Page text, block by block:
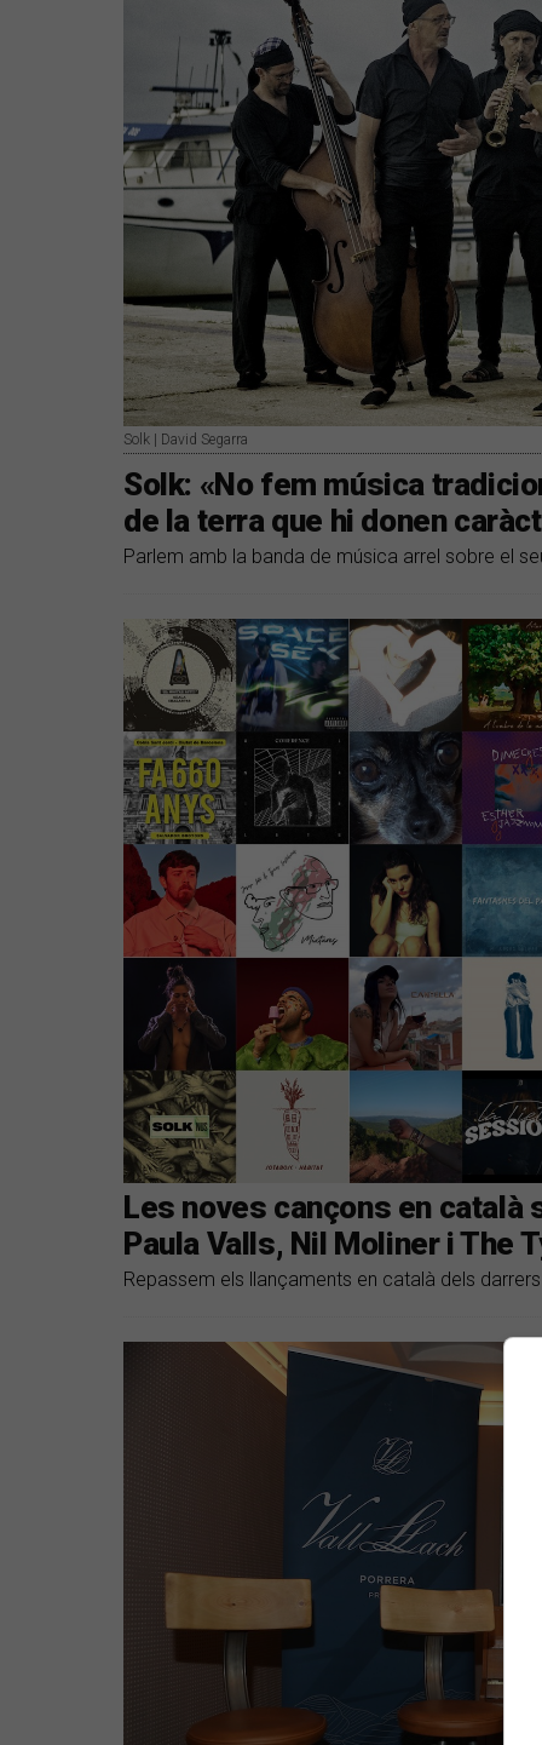
Solk | David Segarra
Solk: «No fem música
de la terra que hi donen
Parlem amb la banda de música arrel sobre el
Les noves cançons en català
Paula Valls, Nil Moliner i The
Repassem els llançaments en català dels